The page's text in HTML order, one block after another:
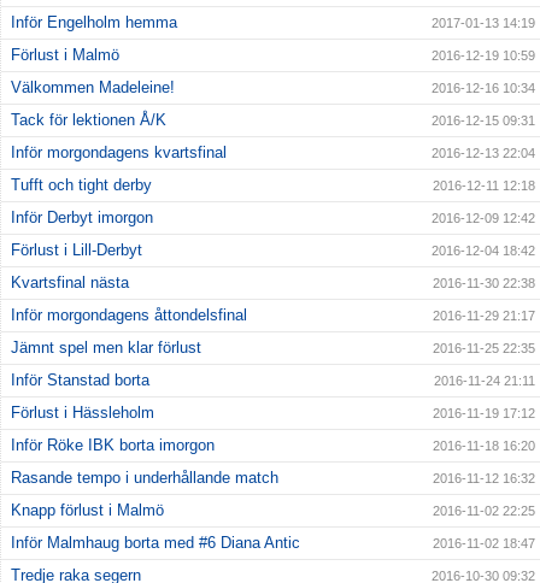
Inför Engelholm hemma 2017-01-13 14:19
Förlust i Malmö 2016-12-19 10:59
Välkommen Madeleine! 2016-12-16 10:34
Tack för lektionen Å/K 2016-12-15 09:31
Inför morgondagens kvartsfinal 2016-12-13 22:04
Tufft och tight derby 2016-12-11 12:18
Inför Derbyt imorgon 2016-12-09 12:42
Förlust i Lill-Derbyt 2016-12-04 18:42
Kvartsfinal nästa 2016-11-30 22:38
Inför morgondagens åttondelsfinal 2016-11-29 21:17
Jämnt spel men klar förlust 2016-11-25 22:35
Inför Stanstad borta 2016-11-24 21:11
Förlust i Hässleholm 2016-11-19 17:12
Inför Röke IBK borta imorgon 2016-11-18 16:20
Rasande tempo i underhållande match 2016-11-12 16:32
Knapp förlust i Malmö 2016-11-02 22:25
Inför Malmhaug borta med #6 Diana Antic 2016-11-02 18:47
Tredje raka segern 2016-10-30 09:32